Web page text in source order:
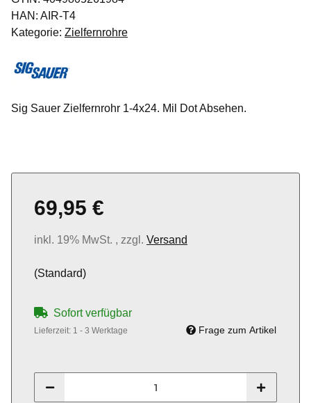
HAN: AIR-T4
Kategorie: Zielfernrohre
Sig Sauer Zielfernrohr 1-4x24. Mil Dot Absehen.
69,95 €
inkl. 19% MwSt. , zzgl. Versand
(Standard)
Sofort verfügbar
Lieferzeit: 1 - 3 Werktage Frage zum Artikel